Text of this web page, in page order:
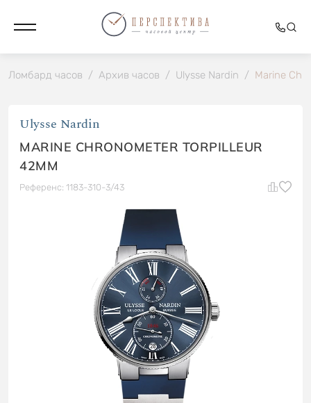
Ломбард часов / Архив часов / Ulysse Nardin / Marine
Ulysse Nardin
MARINE CHRONOMETER TORPILLEUR
42MM
Референс: 1183-310-3/43